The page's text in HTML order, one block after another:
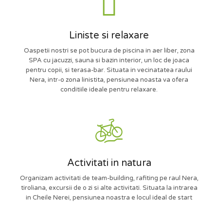
Liniste si relaxare
Oaspetii nostri se pot bucura de piscina in aer liber, zona
SPA cu jacuzzi, sauna si bazin interior, un loc de joaca
pentru copii, si terasa-bar. Situata in vecinatatea raului
Nera, intr-o zona linistita, pensiunea noasta va ofera
conditiile ideale pentru relaxare.
Activitati in natura
Organizam activitati de team-building, rafiting pe raul Nera,
tiroliana, excursii de o zi si alte activitati. Situata la intrarea
in Cheile Nerei, pensiunea noastra e locul ideal de start